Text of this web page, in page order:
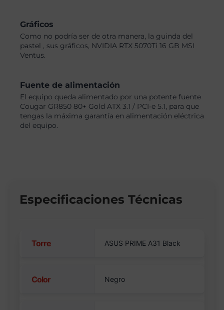
Gráficos
Como no podría ser de otra manera, la guinda del
pastel , sus gráficos, NVIDIA RTX 5070Ti 16 GB MSI
Ventus.
Fuente de alimentación
El equipo queda alimentado por una potente fuente
Cougar GR850 80+ Gold ATX 3.1 / PCI-e 5.1, para que
tengas la máxima garantía en alimentación eléctrica
del equipo.
Especificaciones Técnicas
Torre ASUS PRIME A31 Black
Color Negro